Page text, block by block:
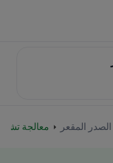
المقعر معالجة